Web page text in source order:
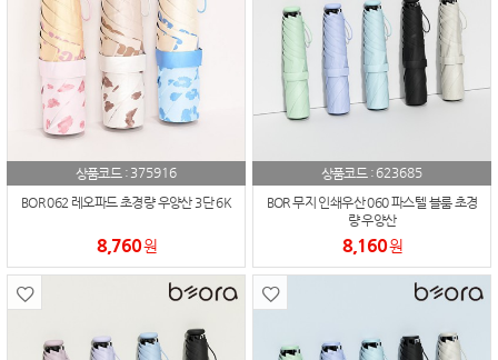
상품코드 : 375916
BOR 062 레오파드 초경량 우양산 3단 6K
8,760원
상품코드 : 623685
BOR 무지 인쇄우산 060 파스텔 블룸 초경
량 우양산
8,160원